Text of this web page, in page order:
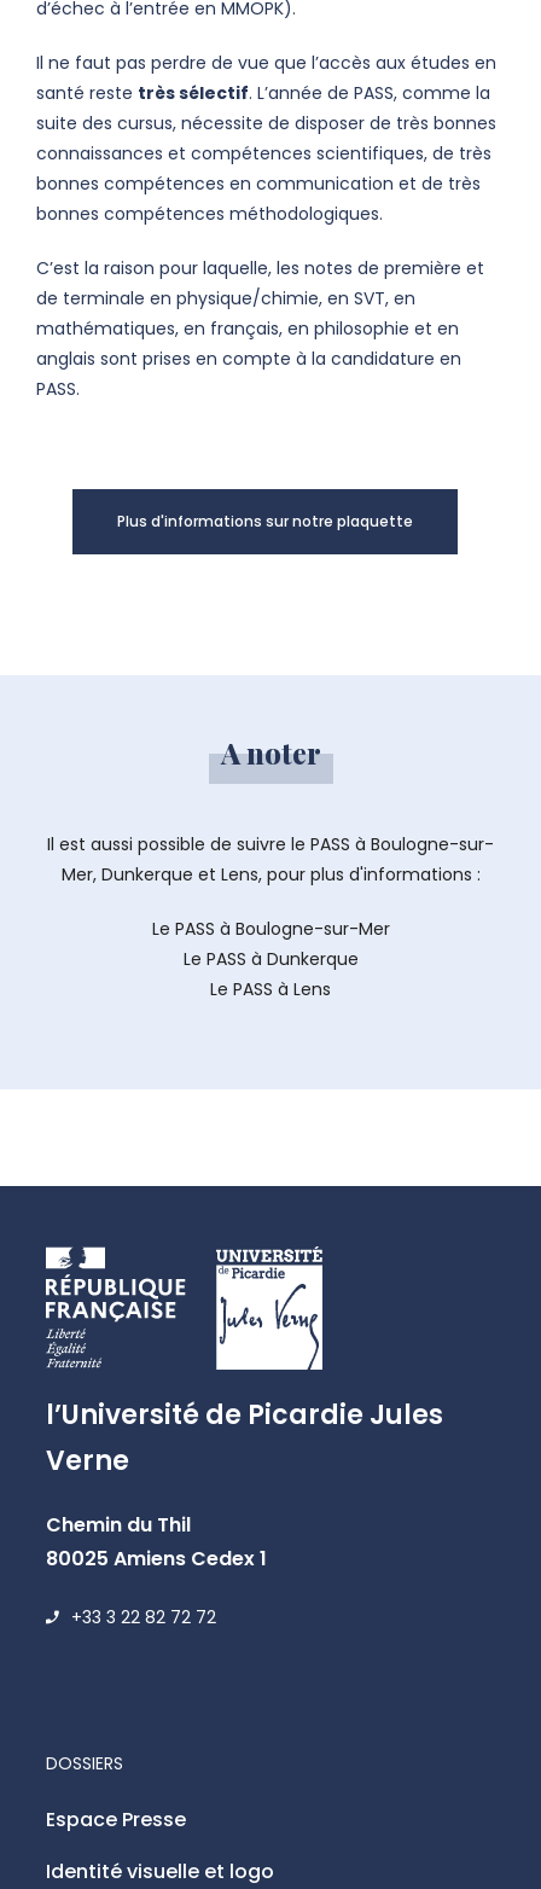
d’échec à l’entrée en MMOPK).
Il ne faut pas perdre de vue que l’accès aux études en
santé reste très sélectif. L’année de PASS, comme la
suite des cursus, nécessite de disposer de très bonnes
connaissances et compétences scientifiques, de très
bonnes compétences en communication et de très
bonnes compétences méthodologiques.
C’est la raison pour laquelle, les notes de première et
de terminale en physique/chimie, en SVT, en
mathématiques, en français, en philosophie et en
anglais sont prises en compte à la candidature en
PASS.
Plus d'informations sur notre plaquette
A noter
Il est aussi possible de suivre le PASS à Boulogne-sur-
Mer, Dunkerque et Lens, pour plus d'informations :
Le PASS à Boulogne-sur-Mer
Le PASS à Dunkerque
Le PASS à Lens
l’Université de Picardie Jules
Verne
Chemin du Thil
80025 Amiens Cedex 1
+33 3 22 82 72 72
DOSSIERS
Espace Presse
Identité visuelle et logo